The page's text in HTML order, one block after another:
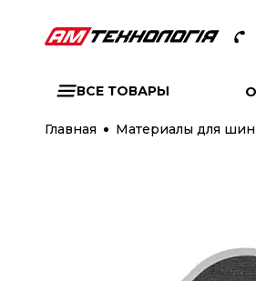
ВСЕ ТОВАРЫ
Главная Материалы для